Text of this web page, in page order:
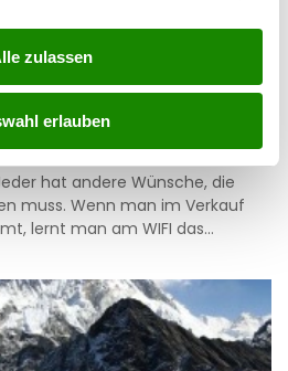
zulassen
erlauben
hat andere Wünsche, die
muss. Wenn man im Verkauf
lernt man am WIFI das…